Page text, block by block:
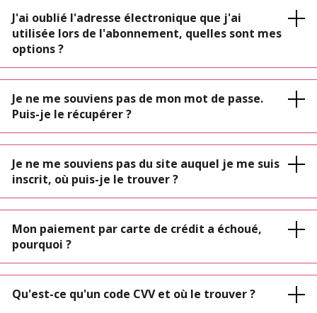
J'ai oublié l'adresse électronique que j'ai
utilisée lors de l'abonnement, quelles sont mes
options ?
Je ne me souviens pas de mon mot de passe.
Puis-je le récupérer ?
Je ne me souviens pas du site auquel je me suis
inscrit, où puis-je le trouver ?
Mon paiement par carte de crédit a échoué,
pourquoi ?
Qu'est-ce qu'un code CVV et où le trouver ?